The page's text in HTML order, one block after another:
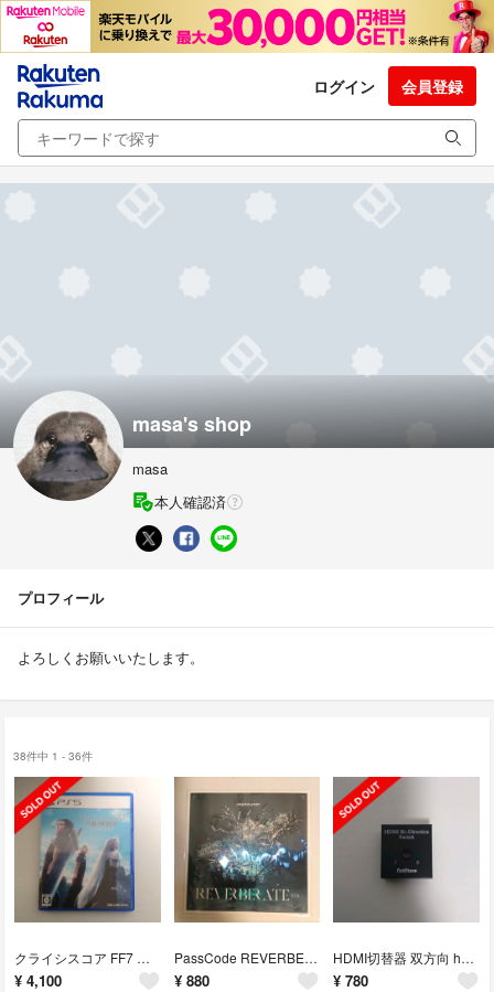
ログイン 会員登録
masa's shop
masa
本人確認済
プロフィール
よろしくお願いいたします。
38件中 1 - 36件
クライシスコア FF7 リユニオン PS5版 特典コード未使用
¥ 4,100
PassCode REVERBERATE ep. Amazon限定特典メガジャケ
¥ 880
HDMI切替器 双方向 hdmiセレクター
¥ 780